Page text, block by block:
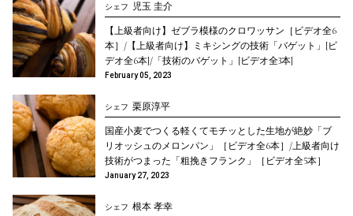
シェフ 児玉 圭介
【上級者向け】ゼブラ模様のクロワッサン［ビデオ全6
本］/【上級者向け】ミキシングの技術「バゲット」[ビ
デオ全6本]/「技術のバゲット」[ビデオ全3本]
February 05, 2023
シェフ 栗原淳平
国産小麦でつくる軽くてモチッとした生地が絶妙「ブ
リオッシュのメロンパン」［ビデオ全6本］/上級者向け
技術がつまった「粗挽きフランク」［ビデオ全5本］
January 27, 2023
シェフ 根本 孝幸